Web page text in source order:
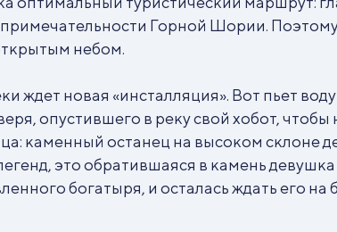
Горной Шории.
небом.
ждет новая «инсталляция». Вот пьет
опустившего в реку свой хобот,
каменный останец на высоком склоне
это обратившаяся в камень
богатыря, и осталась ждать его на